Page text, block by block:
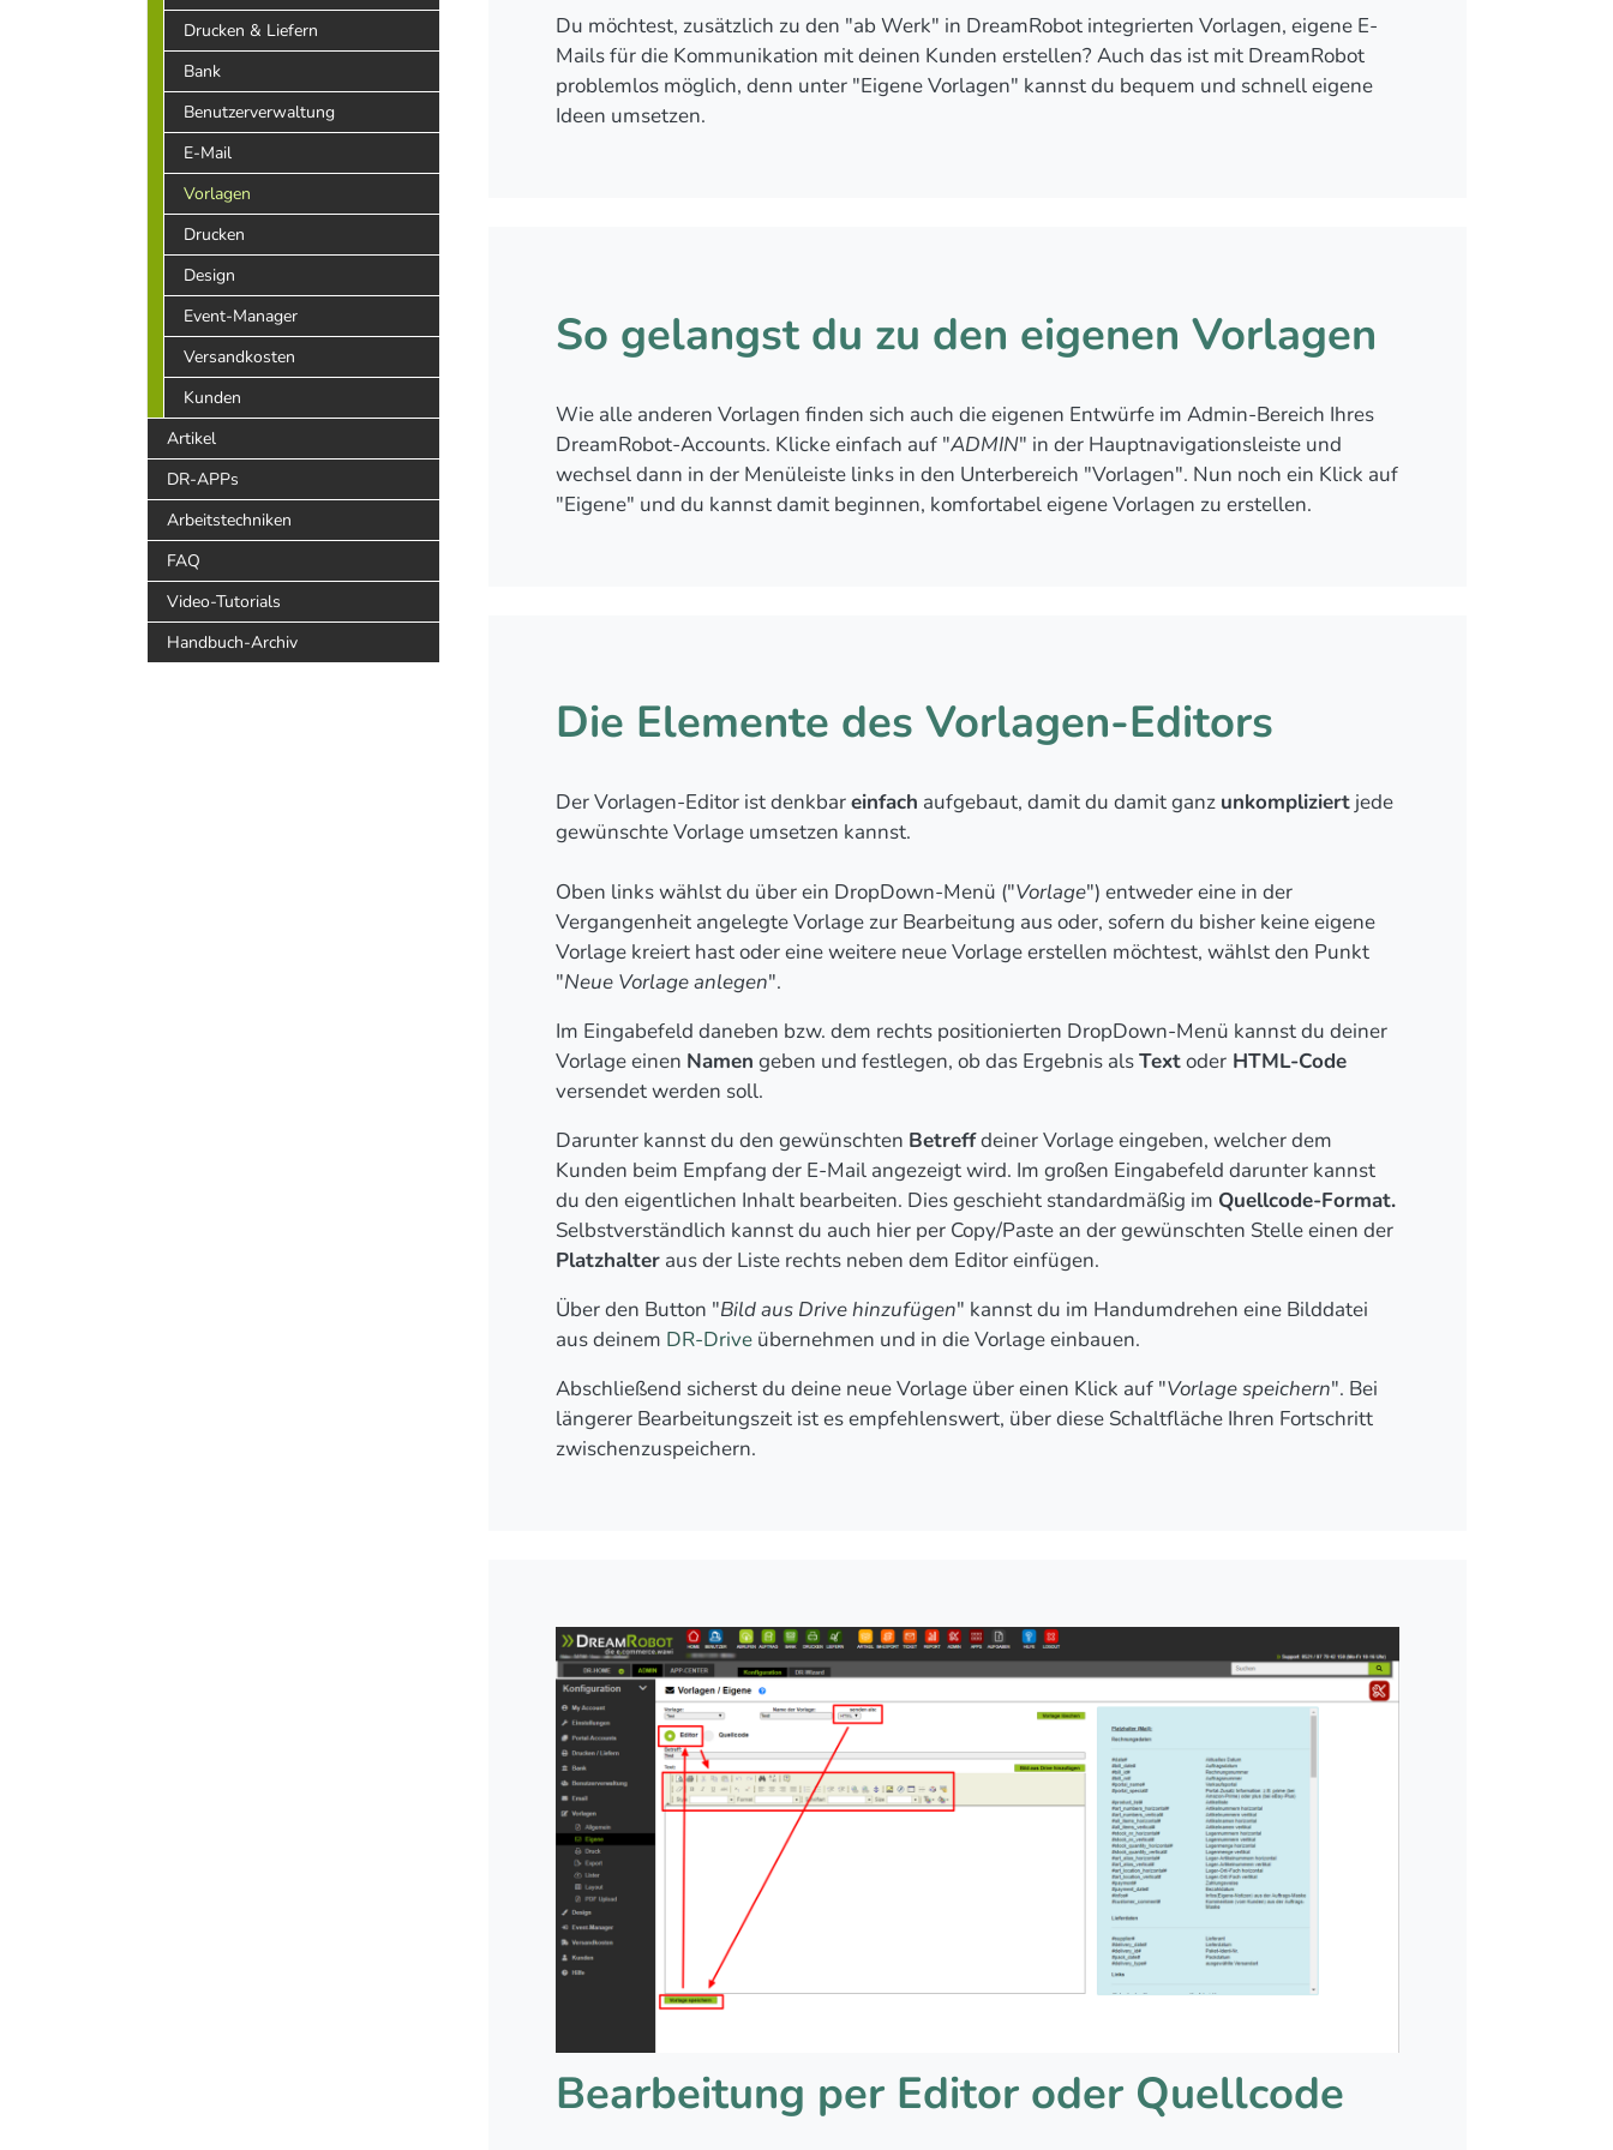
Drucken & Liefern
Bank
Benutzerverwaltung
E-Mail
Vorlagen
Drucken
Design
Event-Manager
Versandkosten
Kunden
Artikel
DR-APPs
Arbeitstechniken
FAQ
Video-Tutorials
Handbuch-Archiv
Du möchtest, zusätzlich zu den "ab Werk" in DreamRobot integrierten Vorlagen, eigene E-
Mails für die Kommunikation mit deinen Kunden erstellen? Auch das ist mit DreamRobot
problemlos möglich, denn unter "Eigene Vorlagen" kannst du bequem und schnell eigene
Ideen umsetzen.
So gelangst du zu den eigenen Vorlagen
Wie alle anderen Vorlagen finden sich auch die eigenen Entwürfe im Admin-Bereich Ihres
DreamRobot-Accounts. Klicke einfach auf "ADMIN" in der Hauptnavigationsleiste und
wechsel dann in der Menüleiste links in den Unterbereich "Vorlagen". Nun noch ein Klick auf
"Eigene" und du kannst damit beginnen, komfortabel eigene Vorlagen zu erstellen.
Die Elemente des Vorlagen-Editors
Der Vorlagen-Editor ist denkbareinfach aufgebaut, damit du damit ganz unkompliziert jede
gewünschte Vorlage umsetzen kannst.
Oben links wählst du über ein DropDown-Menü ("Vorlage") entweder eine in der
Vergangenheit angelegte Vorlage zur Bearbeitung aus oder, sofern du bisher keine eigene
Vorlage kreiert hast oder eine weitere neue Vorlage erstellen möchtest, wählst den Punkt
"Neue Vorlage anlegen".
Im Eingabefeld daneben bzw. dem rechts positionierten DropDown-Menü kannst du deiner
Vorlage einen Namen geben und festlegen, ob das Ergebnis alsTextoder HTML-Code
versendet werden soll.
Darunter kannst du den gewünschten Betreffdeiner Vorlage eingeben, welcher dem
Kunden beim Empfang der E-Mail angezeigt wird. Im großen Eingabefeld darunter kannst
du den eigentlichen Inhalt bearbeiten. Dies geschieht standardmäßig im Quellcode-Format.
Selbstverständlich kannst du auch hier per Copy/Paste an der gewünschten Stelle einen der
Platzhalter aus der Liste rechts neben dem Editor einfügen.
Über den Button "Bild aus Drive hinzufügen" kannst du im Handumdrehen eine Bilddatei
aus deinem DR-Drive übernehmen und in die Vorlage einbauen.
Abschließend sicherst du deine neue Vorlage über einen Klick auf "Vorlage speichern". Bei
längerer Bearbeitungszeit ist es empfehlenswert, über diese Schaltfläche Ihren Fortschritt
zwischenzuspeichern.
Bearbeitung per Editor oder Quellcode